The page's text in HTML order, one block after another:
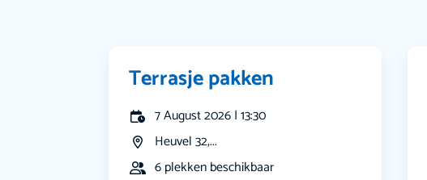
Terrasje pakken
7 August 2026 | 13:30
Heuvel 32,...
6 plekken beschikbaar